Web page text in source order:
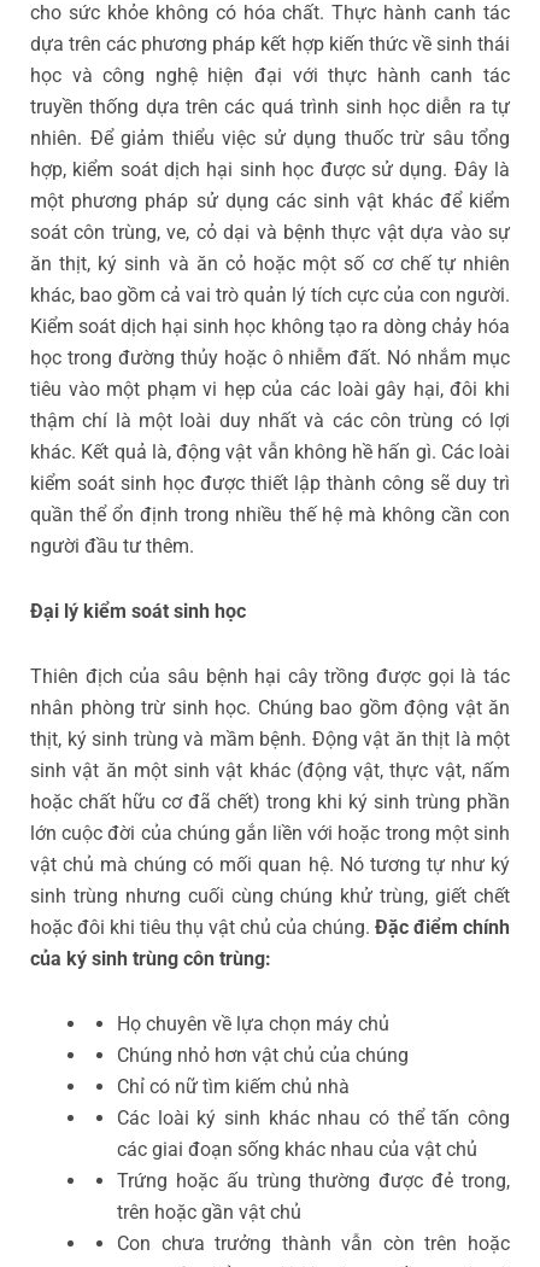
cho sức khỏe không có hóa chất. Thực hành canh tác
dựa trên các phương pháp kết hợp kiến thức về sinh thái
học và công nghệ hiện đại với thực hành canh tác
truyền thống dựa trên các quá trình sinh học diễn ra tự
nhiên. Để giảm thiểu việc sử dụng thuốc trừ sâu tổng
hợp, kiểm soát dịch hại sinh học được sử dụng. Đây là
một phương pháp sử dụng các sinh vật khác để kiểm
soát côn trùng, ve, cỏ dại và bệnh thực vật dựa vào sự
ăn thịt, ký sinh và ăn cỏ hoặc một số cơ chế tự nhiên
khác, bao gồm cả vai trò quản lý tích cực của con người.
Kiểm soát dịch hại sinh học không tạo ra dòng chảy hóa
học trong đường thủy hoặc ô nhiễm đất. Nó nhắm mục
tiêu vào một phạm vi hẹp của các loài gây hại, đôi khi
thậm chí là một loài duy nhất và các côn trùng có lợi
khác. Kết quả là, động vật vẫn không hề hấn gì. Các loài
kiểm soát sinh học được thiết lập thành công sẽ duy trì
quần thể ổn định trong nhiều thế hệ mà không cần con
người đầu tư thêm.
Đại lý kiểm soát sinh học
Thiên địch của sâu bệnh hại cây trồng được gọi là tác
nhân phòng trừ sinh học. Chúng bao gồm động vật ăn
thịt, ký sinh trùng và mầm bệnh. Động vật ăn thịt là một
sinh vật ăn một sinh vật khác (động vật, thực vật, nấm
hoặc chất hữu cơ đã chết) trong khi ký sinh trùng phần
lớn cuộc đời của chúng gắn liền với hoặc trong một sinh
vật chủ mà chúng có mối quan hệ. Nó tương tự như ký
sinh trùng nhưng cuối cùng chúng khử trùng, giết chết
hoặc đôi khi tiêu thụ vật chủ của chúng. Đặc điểm chính
của ký sinh trùng côn trùng:
Họ chuyên về lựa chọn máy chủ
Chúng nhỏ hơn vật chủ của chúng
Chỉ có nữ tìm kiếm chủ nhà
Các loài ký sinh khác nhau có thể tấn công
các giai đoạn sống khác nhau của vật chủ
Trứng hoặc ấu trùng thường được đẻ trong,
trên hoặc gần vật chủ
Con chưa trưởng thành vẫn còn trên hoặc